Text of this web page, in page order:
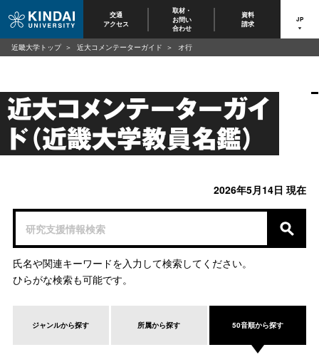
交通
アクセス
取材・
お問い
合わせ
資料
請求
JP
近大コメンテーターガイ
ド（近畿大学教員名鑑）
2026年5月14日 現在
氏名や関連キーワードを入力して検索してください。
ひらがな検索も可能です。
ジャンルから探す 所属から探す 50音順から探す
近畿大学トップ 近大コメンテーターガイド オ行